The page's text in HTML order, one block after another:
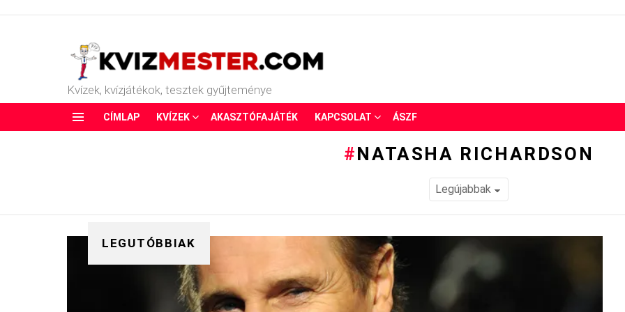
Kvízek, kvízjátékok, tesztek gyűjteménye
CÍMLAP KVÍZEK AKASZTÓFAJÁTÉK KAPCSOLAT ÁSZF
NATASHA RICHARDSON
LEGUTÓBBIAK